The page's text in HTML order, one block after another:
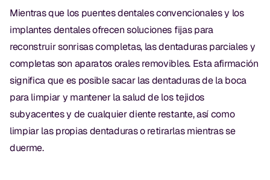
Mientras que los puentes dentales convencionales y los
implantes dentales ofrecen soluciones fijas para
reconstruir sonrisas completas, las dentaduras parciales y
completas son aparatos orales removibles. Esta afirmación
significa que es posible sacar las dentaduras de la boca
para limpiar y mantener la salud de los tejidos
subyacentes y de cualquier diente restante, así como
limpiar las propias dentaduras o retirarlas mientras se
duerme.